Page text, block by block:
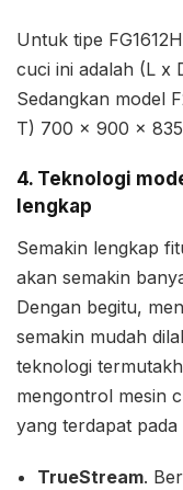
Untuk tipe
cuci ini adalah (L
Sedangkan model
T) 700 x 900 x
4. Teknologi
lengkap
Semakin lengkap
akan semakin
Dengan begitu,
semakin mudah
teknologi
mengontrol mesin
yang terdapat pada
TrueStream.